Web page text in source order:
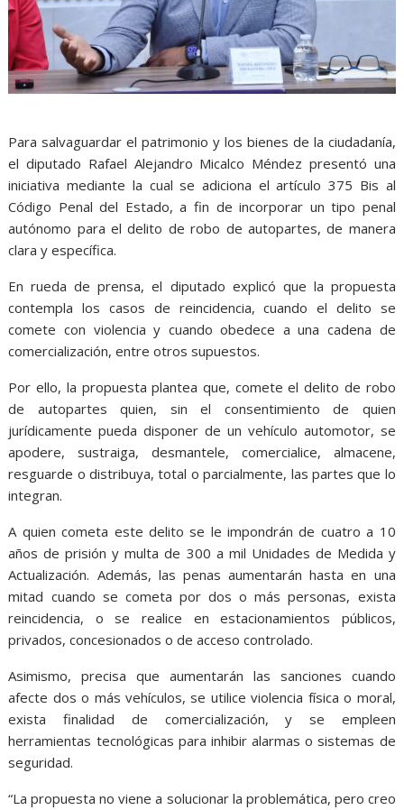
Para salvaguardar el patrimonio y los bienes de la ciudadanía,
el diputado Rafael Alejandro Micalco Méndez presentó una
iniciativa mediante la cual se adiciona el artículo 375 Bis al
Código Penal del Estado, a fin de incorporar un tipo penal
autónomo para el delito de robo de autopartes, de manera
clara y específica.
En rueda de prensa, el diputado explicó que la propuesta
contempla los casos de reincidencia, cuando el delito se
comete con violencia y cuando obedece a una cadena de
comercialización, entre otros supuestos.
Por ello, la propuesta plantea que, comete el delito de robo
de autopartes quien, sin el consentimiento de quien
jurídicamente pueda disponer de un vehículo automotor, se
apodere, sustraiga, desmantele, comercialice, almacene,
resguarde o distribuya, total o parcialmente, las partes que lo
integran.
A quien cometa este delito se le impondrán de cuatro a 10
años de prisión y multa de 300 a mil Unidades de Medida y
Actualización. Además, las penas aumentarán hasta en una
mitad cuando se cometa por dos o más personas, exista
reincidencia, o se realice en estacionamientos públicos,
privados, concesionados o de acceso controlado.
Asimismo, precisa que aumentarán las sanciones cuando
afecte dos o más vehículos, se utilice violencia física o moral,
exista finalidad de comercialización, y se empleen
herramientas tecnológicas para inhibir alarmas o sistemas de
seguridad.
“La propuesta no viene a solucionar la problemática, pero creo